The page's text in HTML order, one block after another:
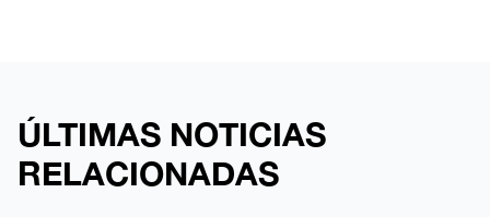
ÚLTIMAS NOTICIAS
RELACIONADAS